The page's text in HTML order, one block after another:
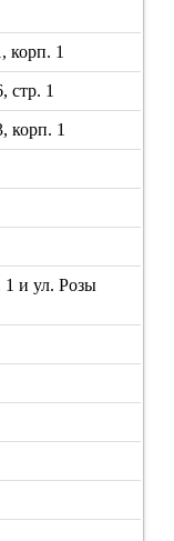
корп. 1
стр. 1
корп. 1
1 и ул. Розы